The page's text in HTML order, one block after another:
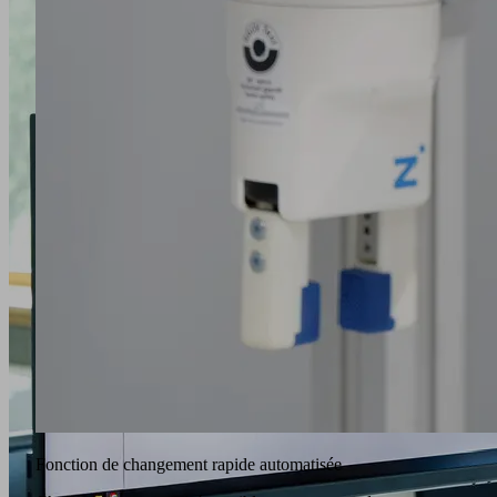
Fonction de changement rapide automatisée